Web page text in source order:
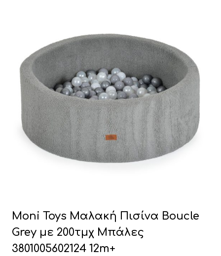
Moni Toys Μαλακή Πισίνα Boucle
Grey με 200τμχ Μπάλες
3801005602124 12m+